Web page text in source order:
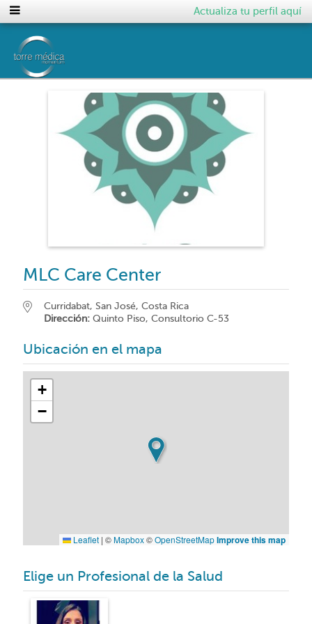
Actualiza tu perfil aquí
MLC Care Center
Curridabat, San José, Costa Rica
Dirección: Quinto Piso, Consultorio C-53
Ubicación en el mapa
+
−
Leaflet | ©Mapbox©OpenStreetMapImprove this map
Elige un Profesional de la Salud